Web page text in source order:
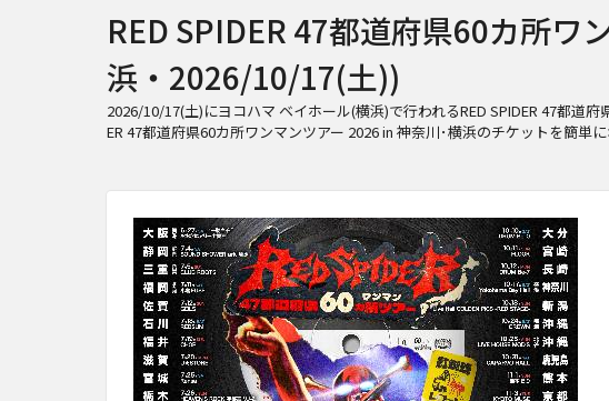
RED SPIDER 47都道府県60カ所ワ
浜・2026/10/17(土))
2026/10/17(土)にヨコハマ ベイホール(横浜)で行われるRED SPIDER 47都道
ER 47都道府県60カ所ワンマンツアー 2026 in 神奈川･横浜のチケットを簡単